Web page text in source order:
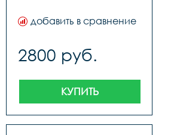
добавить в сравнение
2800 руб.
КУПИТЬ